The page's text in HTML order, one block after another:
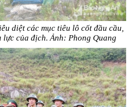
diệt các mục tiêu lô cốt đầu cầu,
lực của địch. Ảnh: Phong Quang